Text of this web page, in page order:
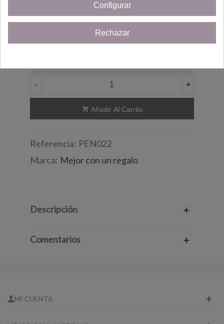
7,95 € (impuestos inc.)
Últimas unidades en stock2 Artículos
- +
Añadir Al Carrito
Referencia: PEN022
Marca: Mejor con un regalo
Descripción
Comentarios
MI CUENTA
¡Quiero mi cupón!
Cerrar
Configurar
Rechazar